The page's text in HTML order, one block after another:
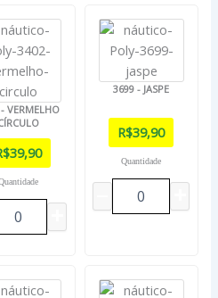
VERMELHO
39,90
3699 - JASPE
R$39,90
Quantidade